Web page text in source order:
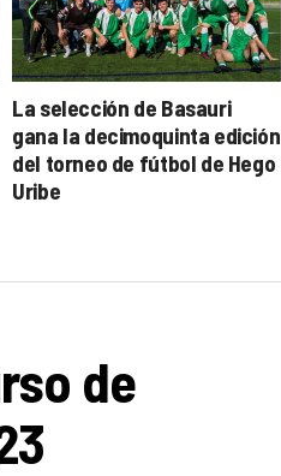
La selección de Basauri
gana la decimoquinta edición
del torneo de fútbol de Hego
Uribe
de